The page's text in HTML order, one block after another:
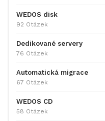
WEDOS disk
92 Otázek
Dedikované servery
76 Otázek
Automatická migrace
67 Otázek
WEDOS CD
58 Otázek